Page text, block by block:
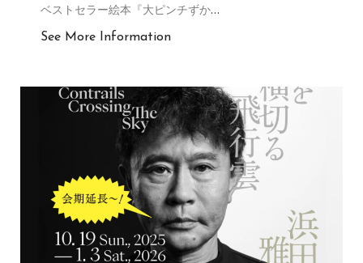
ベストセラー絵本『大ピンチずか…
See More Information